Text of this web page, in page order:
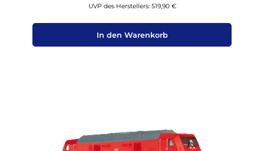
UVP des Herstellers: 519,90 €
In den Warenkorb